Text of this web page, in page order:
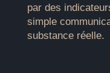
par des
simple
substance réelle.